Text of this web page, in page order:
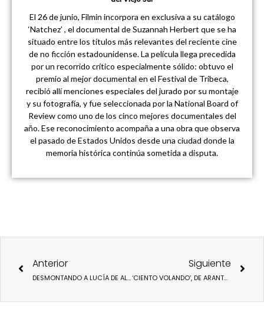
El 26 de junio, Filmin incorpora en exclusiva a su catálogo
‘Natchez’ , el documental de Suzannah Herbert que se ha
situado entre los títulos más relevantes del reciente cine
de no ficción estadounidense. La película llega precedida
por un recorrido crítico especialmente sólido: obtuvo el
premio al mejor documental en el Festival de Tribeca,
recibió allí menciones especiales del jurado por su montaje
y su fotografía, y fue seleccionada por la National Board of
Review como uno de los cinco mejores documentales del
año. Ese reconocimiento acompaña a una obra que observa
el pasado de Estados Unidos desde una ciudad donde la
memoria histórica continúa sometida a disputa.
Anterior
DESMONTANDO A LUCÍA DE ALBERTO UTRERA A LUCÍA FINALIZA SU RODAJE.
Siguiente
‘CIENTO VOLANDO’, DE ARANTXA AGUIRRE, UN DOCUMENTAL SOBRE EL ESCULTOR EDUARDO CHILLIDA CONDUCIDO POR JONE LASPIUR